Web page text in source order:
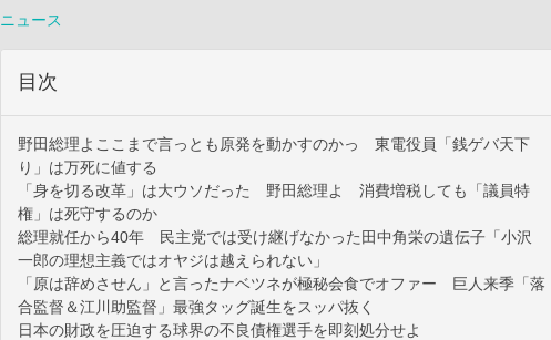
ニュース
目次
野田総理よここまで言っとも原発を動かすのかっ 東電役員「銭ゲバ天下
り」は万死に値する
「身を切る改革」は大ウソだった 野田総理よ 消費増税しても「議員特
権」は死守するのか
総理就任から40年 民主党では受け継げなかった田中角栄の遺伝子「小沢
一郎の理想主義ではオヤジは越えられない」
「原は辞めさせん」と言ったナベツネが極秘会食でオファー 巨人来季「落
合監督＆江川助監督」最強タッグ誕生をスッパ抜く
日本の財政を圧迫する球界の不良債権選手を即刻処分せよ